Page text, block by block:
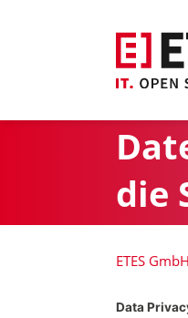
die
ETES GmbH
Data